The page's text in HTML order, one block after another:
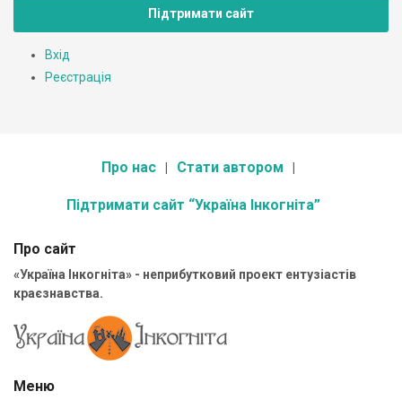
Підтримати сайт
Вхід
Реєстрація
Про нас Стати автором
Підтримати сайт “Україна Інкогніта”
Про сайт
«Україна Інкогніта» - неприбутковий проект ентузіастів
краєзнавства.
Меню